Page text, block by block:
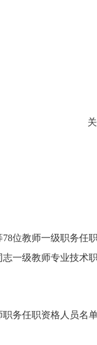
78位教师一级职务任
一级教师专业技术
职务任职资格人员名